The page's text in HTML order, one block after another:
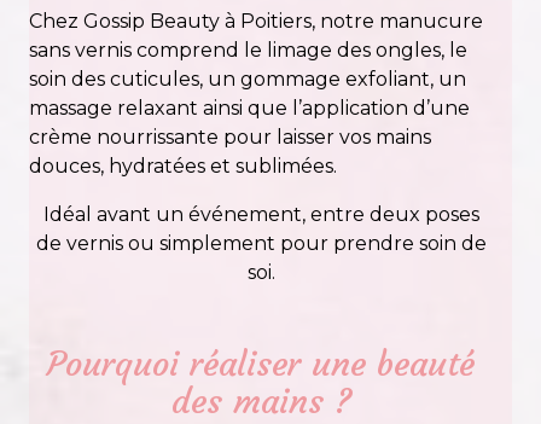
Chez Gossip Beauty à Poitiers, notre manucure
sans vernis comprend le limage des ongles, le
soin des cuticules, un gommage exfoliant, un
massage relaxant ainsi que l’application d’une
crème nourrissante pour laisser vos mains
douces, hydratées et sublimées.
Idéal avant un événement, entre deux poses
de vernis ou simplement pour prendre soin de
soi.
Pourquoi réaliser une beauté
des mains ?